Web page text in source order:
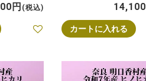
税込 14,100
カートに入れる